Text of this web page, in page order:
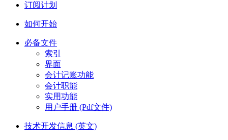
订阅计划
如何开始
必备文件
索引
界面
会计记账功能
会计职能
实用功能
用户手册 (Pdf文件)
技术开发信息 (英文)